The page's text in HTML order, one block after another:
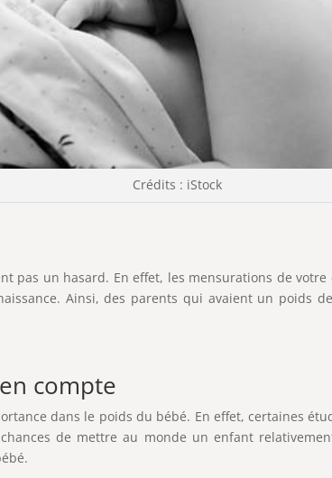
Crédits : iStock
pas un hasard. En effet, les mensurations de
Ainsi, des parents qui avaient un poids
compte
dans le poids du bébé. En effet, certaines
de mettre au monde un enfant